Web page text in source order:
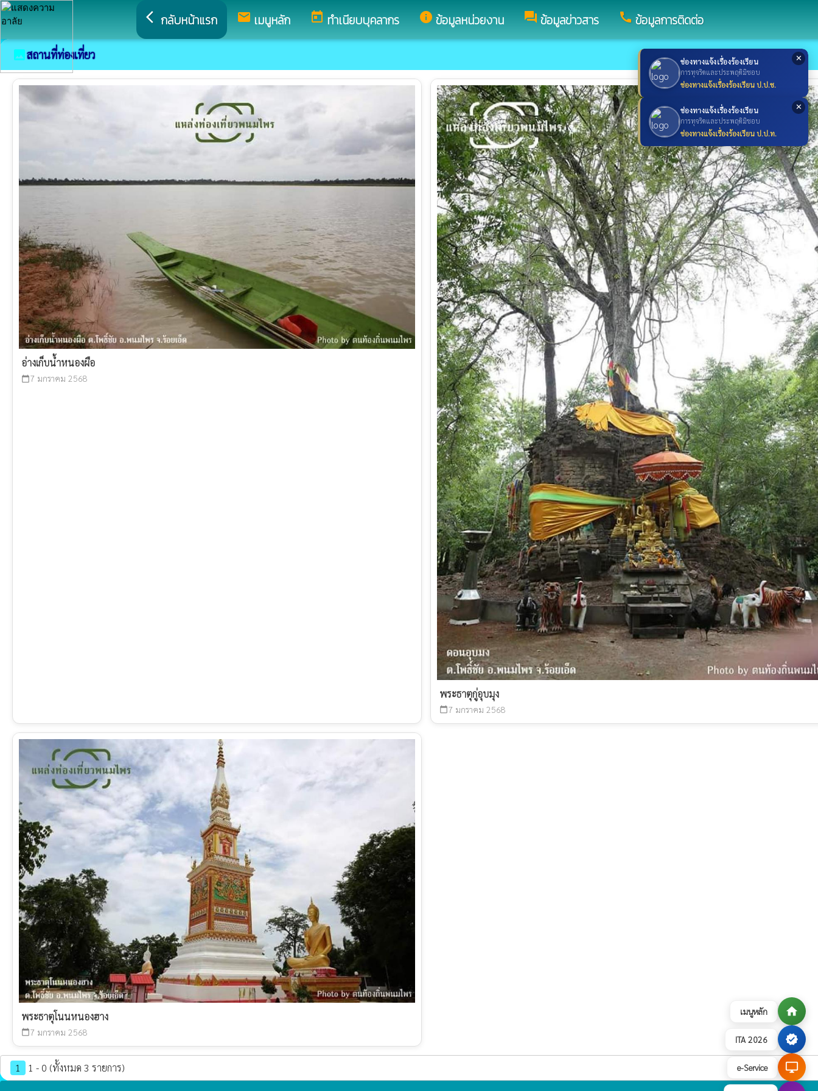
เมนูหลัก home
ITA 2026 verified
e-Service desktop_windows
✕
ช่องทางแจ้งเรื่องร้องเรียน
การทุจริตและประพฤติมิชอบ
ช่องทางแจ้งเรื่องร้องเรียน ป.ป.ช.
✕
ช่องทางแจ้งเรื่องร้องเรียน
การทุจริตและประพฤติมิชอบ
ช่องทางแจ้งเรื่องร้องเรียน ป.ป.ท.
arrow_back_ios กลับหน้าแรก mail เมนูหลัก today ทำเนียบบุคลากร info ข้อมูลหน่วยงาน forum ข้อมูลข่าวสาร call ข้อมูลการติดต่อ
imageสถานที่ท่องเที่ยว
อ่างเก็บน้ำหนองผือ
calendar_today7 มกราคม 2568
พระธาตุกู่อุบมุง
calendar_today 7 มกราคม 2568
พระธาตุโนนหนองฮาง
calendar_today 7 มกราคม 2568
1 1 - 0 (ทั้งหมด 3 รายการ)